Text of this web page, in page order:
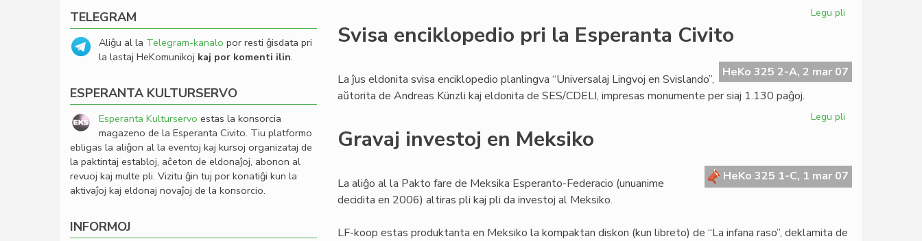
Legu pli
UEA
Svisa enciklopedio pri la Esperanta Civito
HeKo 325 2-A, 2 mar 07
La ĵus eldonita svisa enciklopedio planlingva “Universalaj Lingvoj en Svislando”,
aŭtorita de Andreas Künzli kaj eldonita de SES/CDELI, impresas monumente per siaj 1.130 paĝoj.
Legu pli
la
Esperanta
Gravaj investoj en Meksiko
HeKo 325 1-C, 1 mar 07
La aliĝo al la Pakto fare de Meksika Esperanto-Federacio (unuanime
decidita en 2006) altiras pli kaj pli da investoj al Meksiko.
LF-koop estas produktanta en Meksiko la kompaktan diskon (kun libreto) de “La infana raso”, deklamita de
TELEGRAM
Aliĝu al la Telegram-kanalo por resti ĝisdata pri
la lastaj HeKomunikoj kaj por komenti ilin.
ESPERANTA KULTURSERVO
Esperanta Kulturservo estas la konsorcia
magazeno de la Esperanta Civito. Tiu platformo
ebligas la aliĝon al la eventoj kaj kursoj organizataj de
la paktintaj establoj, aĉeton de eldonaĵoj, abonon al
revuoj kaj multe pli. Vizitu ĝin tuj por konatiĝi kun la
aktivaĵoj kaj eldonaj novaĵoj de la konsorcio.
INFORMOJ